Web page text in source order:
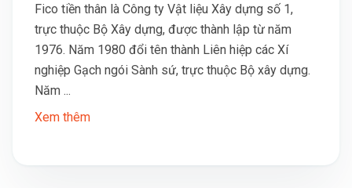
Fico tiền thân là Công ty Vật liệu Xây dựng số 1,
trực thuộc Bộ Xây dựng, được thành lập từ năm
1976. Năm 1980 đổi tên thành Liên hiệp các Xí
nghiệp Gạch ngói Sành sứ, trực thuộc Bộ xây dựng.
Năm ...
Xem thêm